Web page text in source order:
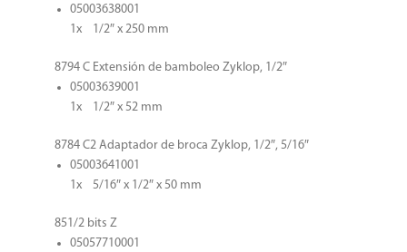
05003638001
1x 1/2″ x 250 mm
8794 C Extensión de bamboleo Zyklop, 1/2″
05003639001
1x 1/2″ x 52 mm
8784 C2 Adaptador de broca Zyklop, 1/2″, 5/16″
05003641001
1x 5/16″ x 1/2″ x 50 mm
851/2 bits Z
05057710001